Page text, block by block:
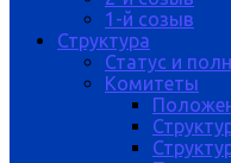
1-й созыв
Структура
Статус и
Комитеты